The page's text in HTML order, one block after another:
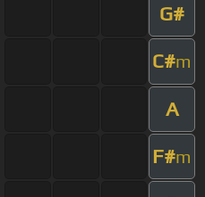
G#
C#m
A
F#m